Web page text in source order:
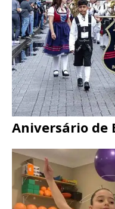
Aniversário de